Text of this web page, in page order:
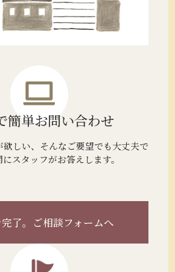
簡単お問い合わせ
欲しい、そんなご要望でも大丈夫で
スタッフがお答えします。
了。 ご相談フォームへ